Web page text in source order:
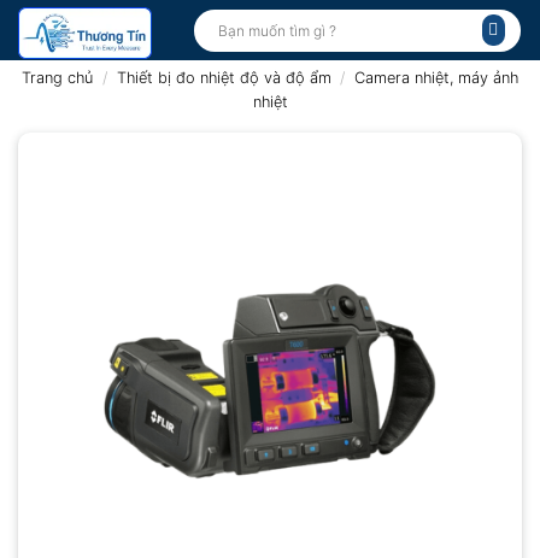
Bỏ
qua
nội
Tìm
kiếm:
Trang chủ / Thiết bị đo nhiệt độ và độ ẩm / Camera nhiệt, máy ảnh
nhiệt